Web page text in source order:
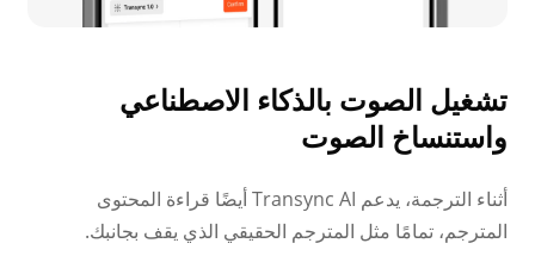
تشغيل الصوت بالذكاء الاصطناعي
واستنساخ الصوت
أثناء الترجمة، يدعم Transync AI أيضًا قراءة المحتوى
المترجم، تمامًا مثل المترجم الحقيقي الذي يقف بجانبك.